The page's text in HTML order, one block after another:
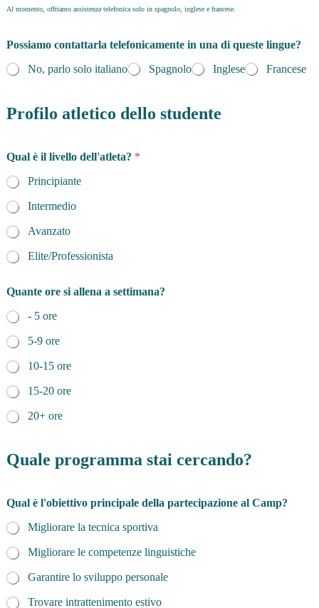
Al momento, offriamo assistenza telefonica solo in spagnolo, inglese e francese.
Possiamo contattarla telefonicamente in una di queste lingue?
No, parlo solo italiano
Spagnolo Inglese Francese
Profilo atletico dello studente
Qual è il livello dell'atleta? *
Principiante
Intermedio
Avanzato
Elite/Professionista
Quante ore si allena a settimana?
- 5 ore
5-9 ore
10-15 ore
15-20 ore
20+ ore
Quale programma stai cercando?
Qual è l'obiettivo principale della partecipazione al Camp?
Migliorare la tecnica sportiva
Migliorare le competenze linguistiche
Garantire lo sviluppo personale
Trovare intrattenimento estivo